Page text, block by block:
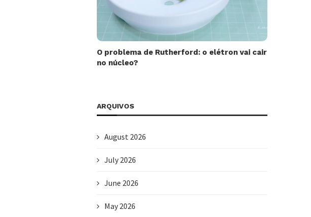
O problema de Rutherford: o elétron vai cair
no núcleo?
ARQUIVOS
August 2026
July 2026
June 2026
May 2026